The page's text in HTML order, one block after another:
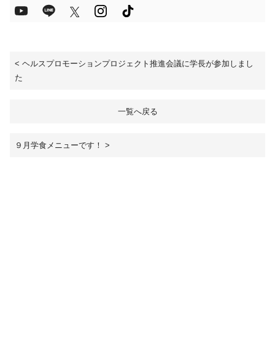
< ヘルスプロモーションプロジェクト推進会議に学長が参加しまし
た
一覧へ戻る
９月学食メニューです！ >